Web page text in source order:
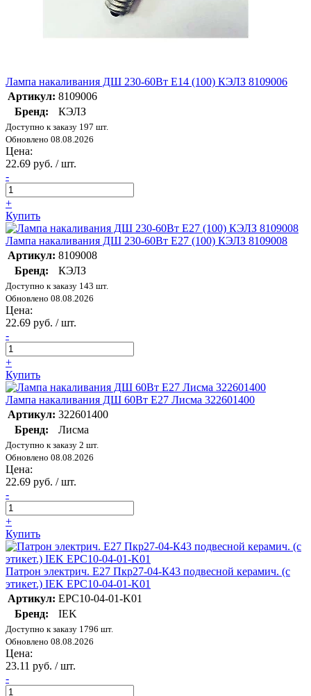
Лампа накаливания ДШ 230-60Вт E14 (100) КЭЛЗ 8109006
Артикул: 8109006
Бренд:
КЭЛЗ
Доступно к заказу 197 шт.
Обновлено 08.08.2026
Цена:
22.69 руб. / шт.
-
+
Купить
Лампа накаливания ДШ 230-60Вт E27 (100) КЭЛЗ 8109008
Артикул: 8109008
Бренд:
КЭЛЗ
Доступно к заказу 143 шт.
Обновлено 08.08.2026
Цена:
22.69 руб. / шт.
-
+
Купить
Лампа накаливания ДШ 60Вт E27 Лисма 322601400
Артикул: 322601400
Бренд:
Лисма
Доступно к заказу 2 шт.
Обновлено 08.08.2026
Цена:
22.69 руб. / шт.
-
+
Купить
Патрон электрич. E27 Пкр27-04-К43 подвесной керамич. (с
этикет.) IEK EPC10-04-01-K01
Артикул: EPC10-04-01-K01
Бренд:
IEK
Доступно к заказу 1796 шт.
Обновлено 08.08.2026
Цена:
23.11 руб. / шт.
-